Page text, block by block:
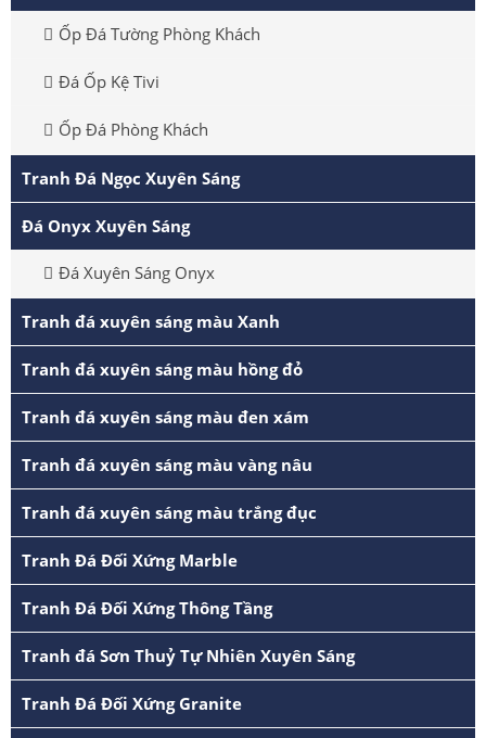
Ốp Đá Tường Phòng Khách
Đá Ốp Kệ Tivi
Ốp Đá Phòng Khách
Tranh Đá Ngọc Xuyên Sáng
Đá Onyx Xuyên Sáng
Đá Xuyên Sáng Onyx
Tranh đá xuyên sáng màu Xanh
Tranh đá xuyên sáng màu hồng đỏ
Tranh đá xuyên sáng màu đen xám
Tranh đá xuyên sáng màu vàng nâu
Tranh đá xuyên sáng màu trắng đục
Tranh Đá Đối Xứng Marble
Tranh Đá Đối Xứng Thông Tầng
Tranh đá Sơn Thuỷ Tự Nhiên Xuyên Sáng
Tranh Đá Đối Xứng Granite